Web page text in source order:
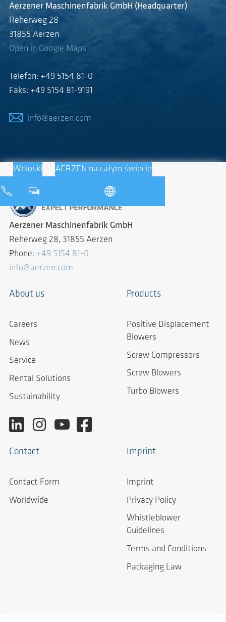
Aerzener Maschinenfabrik GmbH (Headquarter)
Reherweg 28
31855 Aerzen
Open in Google Maps
Telefon: +49 5154 81-0
Faks: +49 5154 81-9191
info@aerzen.com
Wnioski AERZEN na całym świecie
Aerzener Maschinenfabrik GmbH
Reherweg 28, 31855 Aerzen
Phone: +49 5154 81-0
info@aerzen.com
About us
Careers
News
Service
Rental Solutions
Sustainability
Products
Positive Displacement
Blowers
Screw Compressors
Screw Blowers
Turbo Blowers
Contact
Contact Form
Worldwide
Imprint
Imprint
Privacy Policy
Whistleblower
Guidelines
Terms and Conditions
Packaging Law